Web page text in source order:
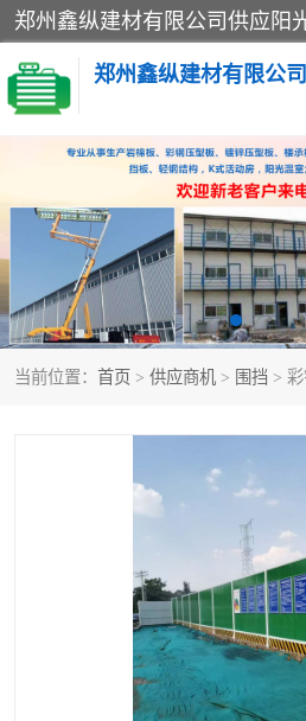
郑州鑫纵建材有限公司
当前位置： 首页 > 供应商机 > 围挡 >
高空瓦机租赁
CZ型钢
PC多层板
建筑围挡
生产加工单板复合围挡 市